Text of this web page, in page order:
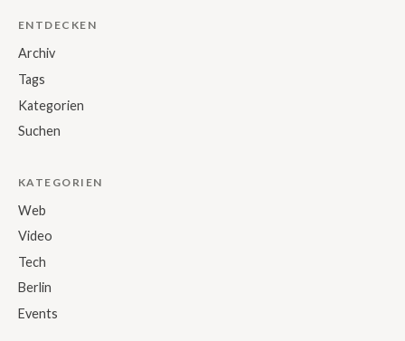
ENTDECKEN
Archiv
Tags
Kategorien
Suchen
KATEGORIEN
Web
Video
Tech
Berlin
Events